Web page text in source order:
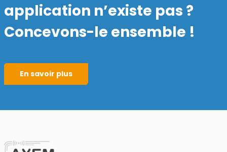
application n’existe pas ?
Concevons-le ensemble !
En savoir plus